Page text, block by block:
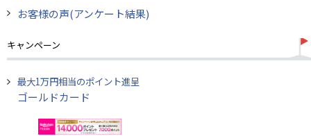
お客様の声(アンケート結果)
キャンペーン
最大1万円相当のポイント進呈
ゴールドカード